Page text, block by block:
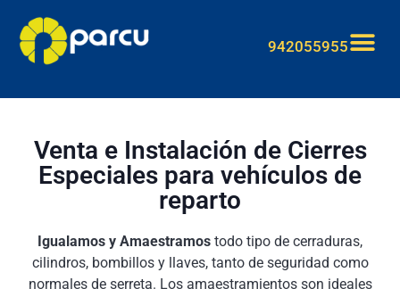
942055955
Venta e Instalación de Cierres
Especiales para vehículos de
reparto
Igualamos y Amaestramos todo tipo de cerraduras,
cilindros, bombillos y llaves, tanto de seguridad como
normales de serreta. Los amaestramientos son ideales